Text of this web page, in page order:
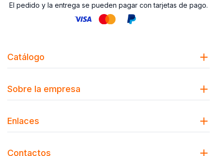
El pedido y la entrega se pueden pagar con tarjetas de pago.
Catálogo
Sobre la empresa
Enlaces
Contactos